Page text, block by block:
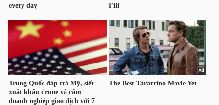
TÀI
CHÍNH
NHÂN